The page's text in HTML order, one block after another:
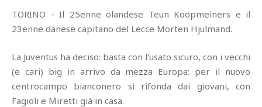
TORINO - Il 25enne olandese Teun Koopmeiners e il
23enne danese capitano del Lecce Morten Hjulmand.
La Juventus ha deciso: basta con l'usato sicuro, con i vecchi
(e cari) big in arrivo da mezza Europa: per il nuovo
centrocampo bianconero si rifonda dai giovani, con
Fagioli e Miretti già in casa.